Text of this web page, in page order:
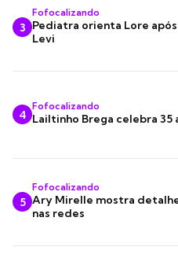
3
Fofocalizando
Pediatra orienta Lore
Levi
4
Fofocalizando
Lailtinho Brega celebra
5
Fofocalizando
Ary Mirelle mostra
nas redes